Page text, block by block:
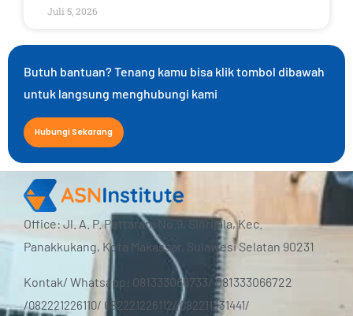
Juli 5, 2026
Butuh bantuan? Tenang kamu bisa klik tombol dibawah
untuk langsung menghubungi kami
Hubungi Sekarang
Office: Jl. A. P. Pettarani No.9, Sinrijala, Kec.
Panakkukang, Kota Makassar, Sulawesi Selatan 90231
Kontak/ Whatsapp: 081333066733/ 081333066722
/082221226110/ 082221226112/ 082211331441/